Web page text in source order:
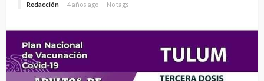
Redacción 4 años ago No tags